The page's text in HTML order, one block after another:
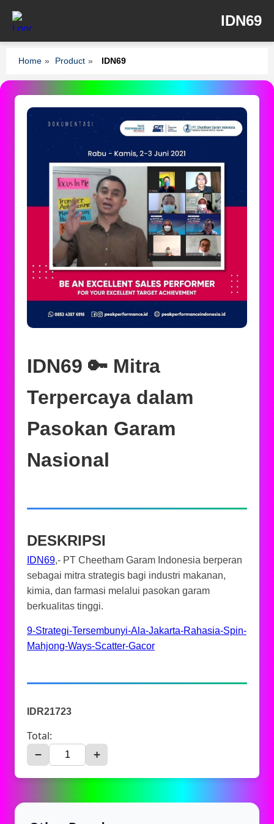
IDN69
Home » Product » IDN69
IDN69 🔑 Mitra
Terpercaya dalam
Pasokan Garam
Nasional
DESKRIPSI
IDN69,- PT Cheetham Garam Indonesia berperan
sebagai mitra strategis bagi industri makanan,
kimia, dan farmasi melalui pasokan garam
berkualitas tinggi.
9-Strategi-Tersembunyi-Ala-Jakarta-Rahasia-Spin-
Mahjong-Ways-Scatter-Gacor
IDR21723
Total:
− +